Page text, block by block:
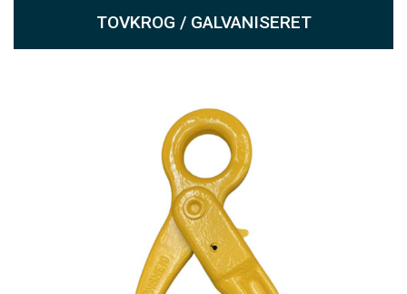
TOVKROG / GALVANISERET